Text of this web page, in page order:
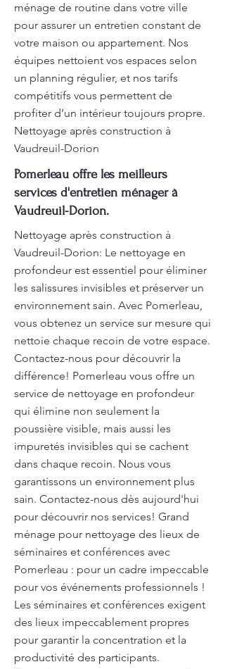
ménage de routine dans votre ville
pour assurer un entretien constant de
votre maison ou appartement. Nos
équipes nettoient vos espaces selon
un planning régulier, et nos tarifs
compétitifs vous permettent de
profiter d’un intérieur toujours propre.
Nettoyage après construction à
Vaudreuil-Dorion
Pomerleau offre les meilleurs
services d'entretien ménager à
Vaudreuil-Dorion.
Nettoyage après construction à
Vaudreuil-Dorion: Le nettoyage en
profondeur est essentiel pour éliminer
les salissures invisibles et préserver un
environnement sain. Avec Pomerleau,
vous obtenez un service sur mesure qui
nettoie chaque recoin de votre espace.
Contactez-nous pour découvrir la
différence! Pomerleau vous offre un
service de nettoyage en profondeur
qui élimine non seulement la
poussière visible, mais aussi les
impuretés invisibles qui se cachent
dans chaque recoin. Nous vous
garantissons un environnement plus
sain. Contactez-nous dès aujourd'hui
pour découvrir nos services! Grand
ménage pour nettoyage des lieux de
séminaires et conférences avec
Pomerleau : pour un cadre impeccable
pour vos événements professionnels !
Les séminaires et conférences exigent
des lieux impeccablement propres
pour garantir la concentration et la
productivité des participants.